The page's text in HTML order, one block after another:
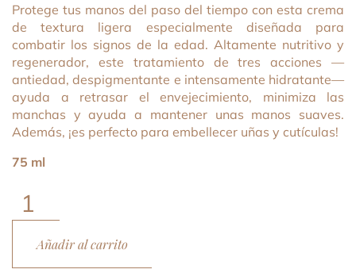
Protege tus manos del paso del tiempo con esta crema
de textura ligera especialmente diseñada para
combatir los signos de la edad. Altamente nutritivo y
regenerador, este tratamiento de tres acciones —
antiedad, despigmentante e intensamente hidratante—
ayuda a retrasar el envejecimiento, minimiza las
manchas y ayuda a mantener unas manos suaves.
Además, ¡es perfecto para embellecer uñas y cutículas!
75 ml
Diamond
Extreme
Cream
cantidad
Añadir al carrito